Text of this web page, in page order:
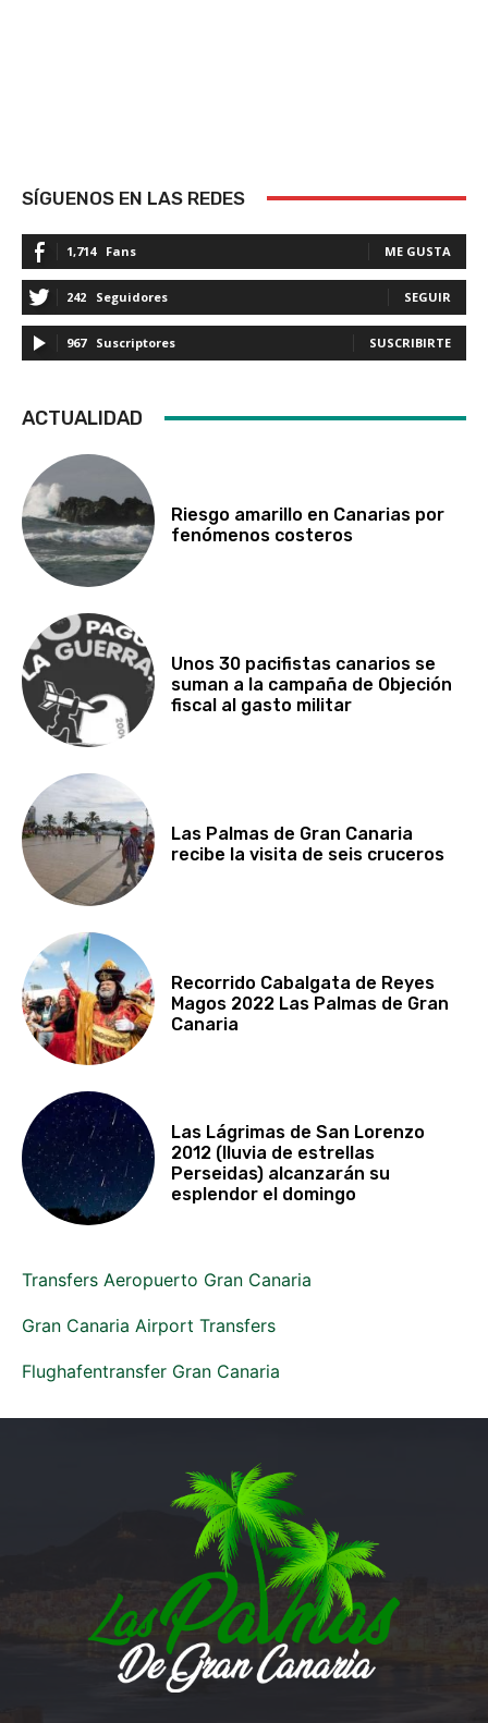
SÍGUENOS EN LAS REDES
1,714 Fans ME GUSTA
242 Seguidores SEGUIR
967 Suscriptores SUSCRIBIRTE
ACTUALIDAD
Riesgo amarillo en Canarias por
fenómenos costeros
Unos 30 pacifistas canarios se
suman a la campaña de Objeción
fiscal al gasto militar
Las Palmas de Gran Canaria
recibe la visita de seis cruceros
Recorrido Cabalgata de Reyes
Magos 2022 Las Palmas de Gran
Canaria
Las Lágrimas de San Lorenzo
2012 (lluvia de estrellas
Perseidas) alcanzarán su
esplendor el domingo
Transfers Aeropuerto Gran Canaria
Gran Canaria Airport Transfers
Flughafentransfer Gran Canaria